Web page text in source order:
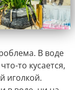
В воде
то кусается,
иголкой.